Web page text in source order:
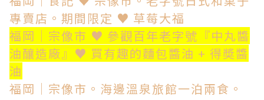
專賣店。期間限定 ♥ 草莓大福
福岡│宗像市 ♥ 參觀百年老字號『中丸醬
油釀造廠』♥ 買有趣的麵包醬油 + 得奬醬
油
福岡│宗像市。海邊溫泉旅館一泊兩食。